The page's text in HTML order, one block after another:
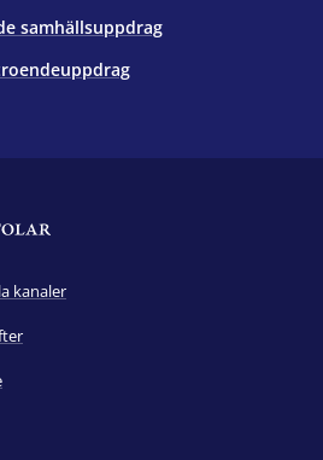
samhällsuppdrag
kanaler